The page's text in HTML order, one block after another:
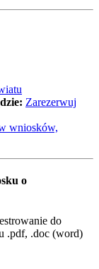
Zarezerwuj
wniosków,
o
do
.pdf, .doc (word)